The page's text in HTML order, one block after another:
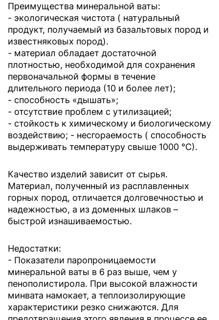
Преимущества минеральной ваты:
- экологическая чистота ( натуральный
продукт, получаемый из базальтовых пород и
известняковых пород).
- материал обладает достаточной
плотностью, необходимой для сохранения
первоначальной формы в течение
длительного периода (10 и более лет);
- способность «дышать»;
- отсутствие проблем с утилизацией;
- стойкость к химическому и биологическому
воздействию; - несгораемость ( способность
выдерживать температуру свыше 1000 °С).
Качество изделий зависит от сырья.
Материал, полученный из расплавленных
горных пород, отличается долговечностью и
надежностью, а из доменных шлаков –
быстрой изнашиваемостью.
Недостатки:
- Показатели паропроницаемости
минеральной ваты в 6 раз выше, чем у
пенополистирола. При высокой влажности
минвата намокает, а теплоизолирующие
характеристики резко снижаются. Для